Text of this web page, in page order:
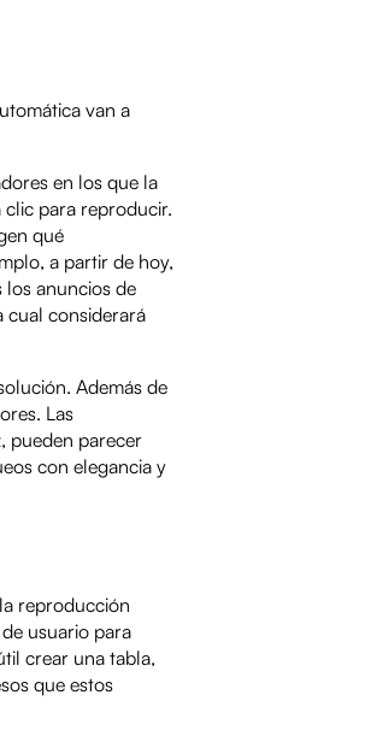
van a
en los que la
para reproducir.
qué
a partir de hoy,
los anuncios de
cual considerará
Además de
Las
pueden parecer
con elegancia y
reproducción
usuario para
crear una tabla,
que estos